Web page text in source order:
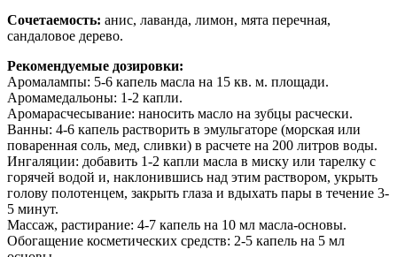
Сочетаемость: анис, лаванда, лимон, мята перечная,
сандаловое дерево.
Рекомендуемые дозировки:
Аромалампы: 5-6 капель масла на 15 кв. м. площади.
Аромамедальоны: 1-2 капли.
Аромарасчесывание: наносить масло на зубцы расчески.
Ванны: 4-6 капель растворить в эмульгаторе (морская или
поваренная соль, мед, сливки) в расчете на 200 литров воды.
Ингаляции: добавить 1-2 капли масла в миску или тарелку с
горячей водой и, наклонившись над этим раствором, укрыть
голову полотенцем, закрыть глаза и вдыхать пары в течение 3-
5 минут.
Массаж, растирание: 4-7 капель на 10 мл масла-основы.
Обогащение косметических средств: 2-5 капель на 5 мл